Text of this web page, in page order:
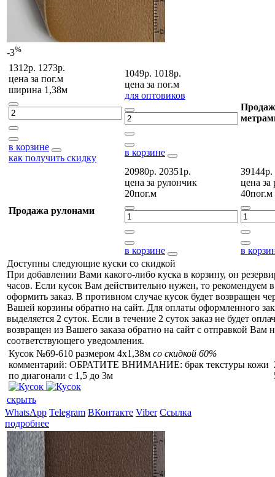
-3%
1312р. 1273р.
цена за пог.м
ширина 1,38м
в корзине
как получить скидку
1049р. 1018р.
цена за пог.м
для оптовиков
в корзине
Продажа рулонами
20980р. 20351р.
цена за рулончик
20пог.м
в корзине
39144р.
цена за
40пог.м
в
Доступны следующие куски со скидкой
При добавлении Вами какого-либо куска в корзину, он
часов. Если кусок Вам действительно нужен, то рекомендуем
оформить заказ. В противном случае кусок будет возвращен
Вашей корзины обратно на сайт. Для оплаты оформленного
выделяется 2 суток. Если в течение 2 суток заказ не будет
возвращен из Вашего заказа обратно на сайт с отправкой Вам
соответствующего уведомления.
Кусок №69-610 размером 4x1,38м со скидкой 60%
комментарий: ОБРАТИТЕ ВНИМАНИЕ: брак текстуры кожи
по диагонали с 1,5 до 3м
скрыть
WhatsApp Telegram ВКонтакте Viber Ссылка
подробнее